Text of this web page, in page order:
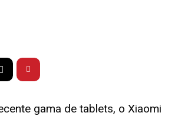
gama de tablets, o Xiaomi